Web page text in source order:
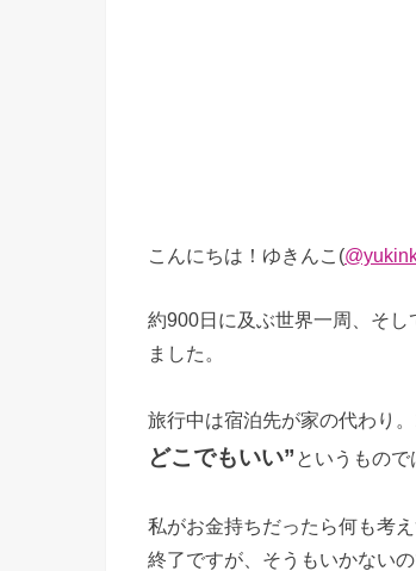
こんにちは！ゆきんこ(
約900日に及ぶ世界一周、そ
ました。
旅行中は宿泊先が家の代わり
どこでもいい” というもの
私がお金持ちだったら何も考
終了ですが、そうもいかない